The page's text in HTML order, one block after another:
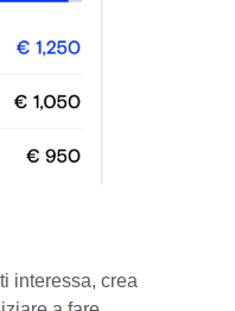
interessa, crea